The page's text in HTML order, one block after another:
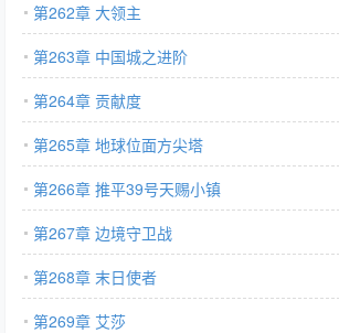
第262章 大领主
第263章 中国城之进阶
第264章 贡献度
第265章 地球位面方尖塔
第266章 推平39号天赐小镇
第267章 边境守卫战
第268章 末日使者
第269章 艾莎